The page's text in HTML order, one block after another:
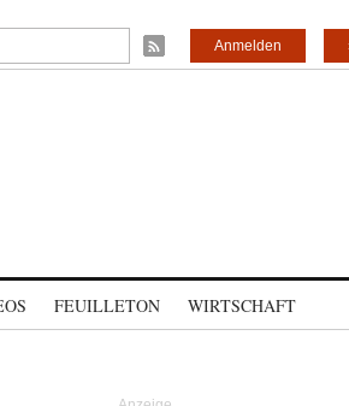
Anmelden
FEUILLETON WIRTSCHAFT